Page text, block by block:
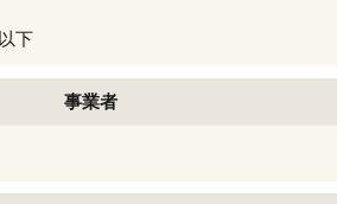
下
事業者